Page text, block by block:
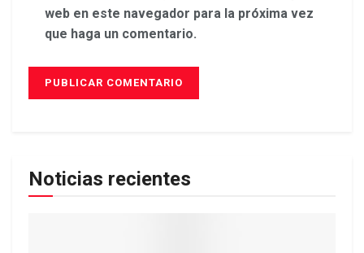
web en este navegador para la próxima vez
que haga un comentario.
Noticias recientes